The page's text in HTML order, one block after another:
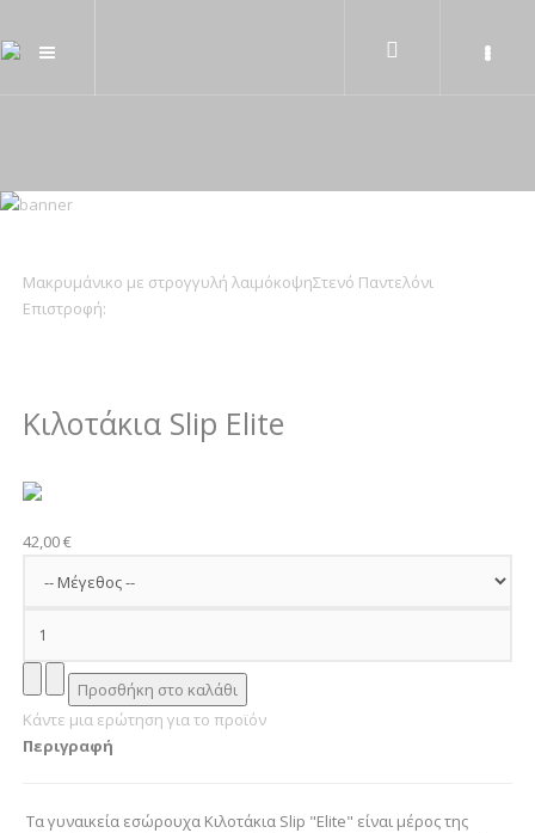
Μακρυμάνικο με στρογγυλή λαιμόκοψηΣτενό Παντελόνι
Επιστροφή:
Κιλοτάκια Slip Elite
42,00 €
Κάντε μια ερώτηση για το προϊόν
Περιγραφή
Τα γυναικεία εσώρουχα Κιλοτάκια Slip "Elite" είναι μέρος της